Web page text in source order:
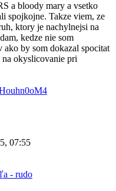
a bloody mary a vsetko
spojkojne. Takze viem, ze
ktory je nachylnejsi na
kedze nie som
by som dokazal spocitat
okyslicovanie pri
07:55
- rudo